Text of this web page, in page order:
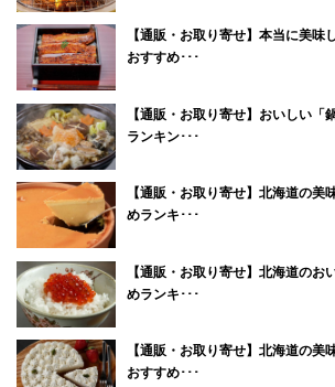
【通販・お取り寄せ】本当に美味
おすすめ･･･
【通販・お取り寄せ】おいしい「
ランキン･･･
【通販・お取り寄せ】北海道の美
めランキ･･･
【通販・お取り寄せ】北海道のお
めランキ･･･
【通販・お取り寄せ】北海道の美
おすすめ･･･